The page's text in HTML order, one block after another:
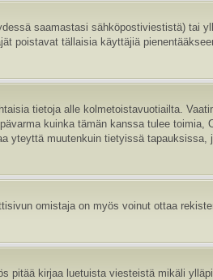
saamastasi sähköpostiviestistä) tai
poistavat tällaisia käyttäjiä
tietoja alle kolmetoistavuotiailta.
kuinka tämän kanssa tulee toimia,
yteyttä muutenkuin tietyissä tapauksissa,
omistaja on myös voinut ottaa
pitää kirjaa luetuista viesteistä mikäli